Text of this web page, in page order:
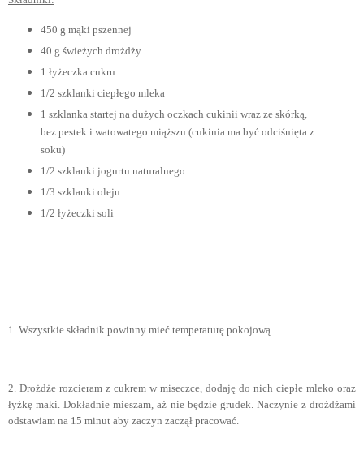
450 g mąki pszennej
40 g świeżych drożdży
1 łyżeczka cukru
1/2 szklanki ciepłego mleka
1 szklanka startej na dużych oczkach cukinii wraz ze skórką,
bez pestek i watowatego miąższu (cukinia ma być odciśnięta z
soku)
1/2 szklanki jogurtu naturalnego
1/3 szklanki oleju
1/2 łyżeczki soli
1. Wszystkie składnik powinny mieć temperaturę pokojową.
2. Drożdże rozcieram z cukrem w miseczce, dodaję do nich ciepłe mleko oraz
łyżkę maki. Dokładnie mieszam, aż nie będzie grudek. Naczynie z drożdżami
odstawiam na 15 minut aby zaczyn zaczął pracować.